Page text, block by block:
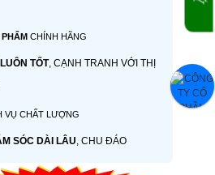
CHÍNH HÃNG
TỐT, CẠNH TRANH VỚI THỊ
VỤ CHẤT LƯỢNG
SÓC DÀI LÂU, CHU ĐÁO